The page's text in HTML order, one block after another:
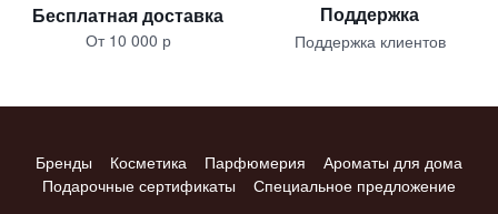
Бесплатная доставка
От 10 000 р
Поддержка
Поддержка клиентов
Бренды Косметика Парфюмерия
Ароматы для дома
Подарочные сертификаты
Специальное предложение